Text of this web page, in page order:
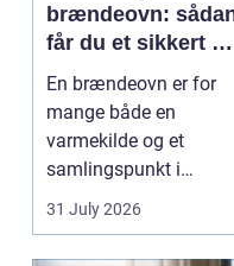
brændeovn:
får du et sikkert og
smukt resultat
En brændeovn er for
mange både en
varmekilde og et
samlingspunkt i
hjemmet. Flammerne
31 July 2026